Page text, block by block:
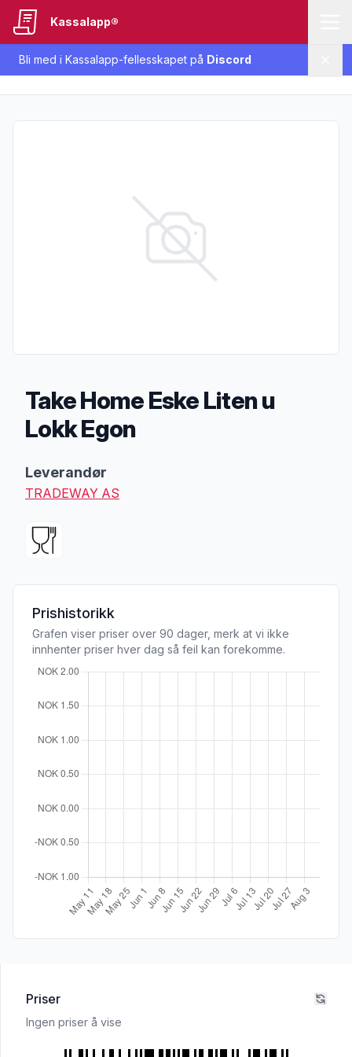
Bli med i Kassalapp-fellesskapet på Discord
Kassalapp®
Take Home Eske Liten u
Lokk Egon
Leverandør
TRADEWAY AS
Prishistorikk
Grafen viser priser over 90 dager, merk at vi ikke
innhenter priser hver dag så feil kan forekomme.
Priser
Ingen priser å vise